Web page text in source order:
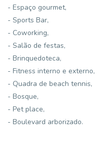
- Espaço gourmet,
- Sports Bar,
- Coworking,
- Salão de festas,
- Brinquedoteca,
- Fitness interno e externo,
- Quadra de beach tennis,
- Bosque,
- Pet place,
- Boulevard arborizado.